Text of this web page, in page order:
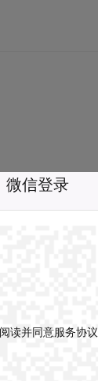
微信登录
读并同意服务协议